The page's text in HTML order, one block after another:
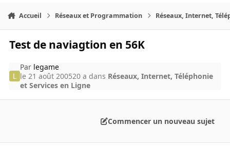
Accueil Réseaux et Programmation Réseaux, Internet,
Test de naviagtion en 56K
Par legame
le 21 août 200520 a dans Réseaux, Internet, Téléphonie
et Services en Ligne
Commencer un nouveau sujet